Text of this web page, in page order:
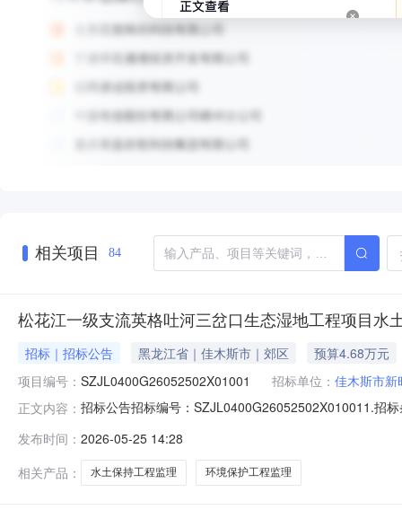
相关项目 84
松花江一级支流英格吐河三岔口生态湿地工程项目水
招标｜招标公告 黑龙江省｜佳木斯市｜郊区
预算4.68万元
项目编号： SZJL0400G26052502X01001 招标单位： 佳木斯市新
正文内容： 招标公告招标编号：SZJL0400G26052502X010011.招
称：松花江一级支流英格吐河三岔口生态湿地工程项目
至松桦街与哗啦沟交叉
发布时间： 2026-05-25 14:28
相关产品：
水土保持工程监理 环境保护工程监理